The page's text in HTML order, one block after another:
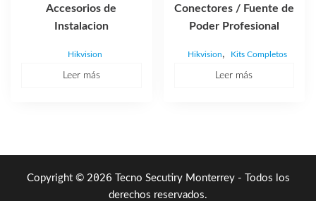
Accesorios de
Instalacion
Hikvision
Leer más
Conectores / Fuente de
Poder Profesional
Hikvision, Kits Completos
Leer más
Copyright © 2026 Tecno Secutiry Monterrey - Todos los
derechos reservados.